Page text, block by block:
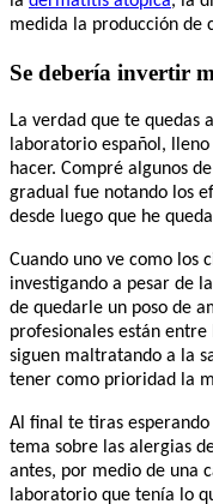
medida la producción de
Se debería invertir
La verdad que te quedas
laboratorio español,
hacer. Compré algunos
gradual fue notando los
desde luego que he
Cuando uno ve como los
investigando a pesar de
de quedarle un poso de
profesionales están
siguen maltratando a la
tener como prioridad la
Al final te tiras
tema sobre las alergias
antes, por medio de una
laboratorio que tenía lo